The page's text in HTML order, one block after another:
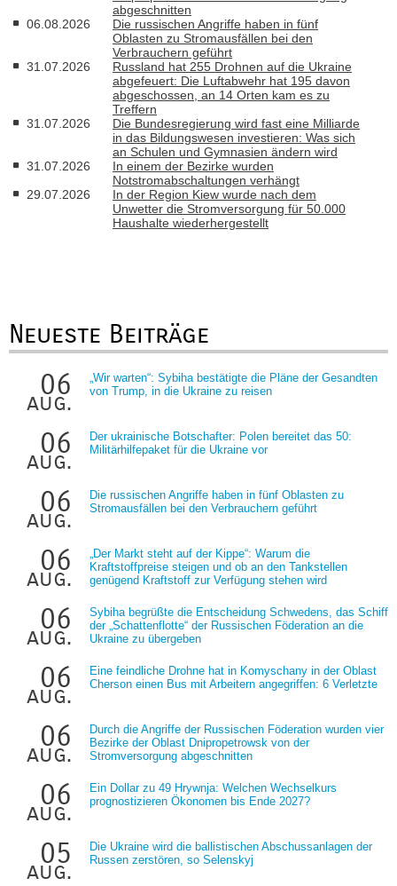
abgeschnitten
06.08.2026
Die russischen Angriffe haben in fünf
Oblasten zu Stromausfällen bei den
Verbrauchern geführt
31.07.2026
Russland hat 255 Drohnen auf die Ukraine
abgefeuert: Die Luftabwehr hat 195 davon
abgeschossen, an 14 Orten kam es zu
Treffern
31.07.2026
Die Bundesregierung wird fast eine Milliarde
in das Bildungswesen investieren: Was sich
an Schulen und Gymnasien ändern wird
31.07.2026
In einem der Bezirke wurden
Notstromabschaltungen verhängt
29.07.2026
In der Region Kiew wurde nach dem
Unwetter die Stromversorgung für 50.000
Haushalte wiederhergestellt
Neueste Beiträge
06
aug.
„Wir warten“: Sybiha bestätigte die Pläne der Gesandten
von Trump, in die Ukraine zu reisen
06
aug.
Der ukrainische Botschafter: Polen bereitet das 50:
Militärhilfepaket für die Ukraine vor
06
aug.
Die russischen Angriffe haben in fünf Oblasten zu
Stromausfällen bei den Verbrauchern geführt
06
aug.
„Der Markt steht auf der Kippe“: Warum die
Kraftstoffpreise steigen und ob an den Tankstellen
genügend Kraftstoff zur Verfügung stehen wird
06
aug.
Sybiha begrüßte die Entscheidung Schwedens, das Schiff
der „Schattenflotte“ der Russischen Föderation an die
Ukraine zu übergeben
06
aug.
Eine feindliche Drohne hat in Komyschany in der Oblast
Cherson einen Bus mit Arbeitern angegriffen: 6 Verletzte
06
aug.
Durch die Angriffe der Russischen Föderation wurden vier
Bezirke der Oblast Dnipropetrowsk von der
Stromversorgung abgeschnitten
06
aug.
Ein Dollar zu 49 Hrywnja: Welchen Wechselkurs
prognostizieren Ökonomen bis Ende 2027?
05
aug.
Die Ukraine wird die ballistischen Abschussanlagen der
Russen zerstören, so Selenskyj